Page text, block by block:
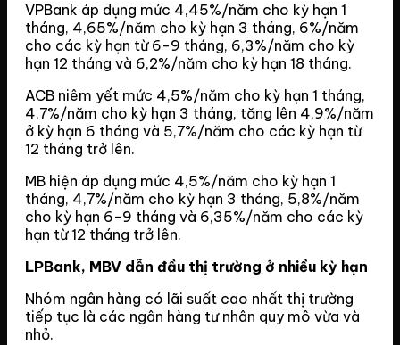
VPBank áp dụng mức 4,45%/năm cho kỳ hạn 1
tháng, 4,65%/năm cho kỳ hạn 3 tháng, 6%/năm
cho các kỳ hạn từ 6-9 tháng, 6,3%/năm cho kỳ
hạn 12 tháng và 6,2%/năm cho kỳ hạn 18 tháng.
ACB niêm yết mức 4,5%/năm cho kỳ hạn 1 tháng,
4,7%/năm cho kỳ hạn 3 tháng, tăng lên 4,9%/năm
ở kỳ hạn 6 tháng và 5,7%/năm cho các kỳ hạn từ
12 tháng trở lên.
MB hiện áp dụng mức 4,5%/năm cho kỳ hạn 1
tháng, 4,7%/năm cho kỳ hạn 3 tháng, 5,8%/năm
cho kỳ hạn 6-9 tháng và 6,35%/năm cho các kỳ
hạn từ 12 tháng trở lên.
LPBank, MBV dẫn đầu thị trường ở nhiều kỳ hạn
Nhóm ngân hàng có lãi suất cao nhất thị trường
tiếp tục là các ngân hàng tư nhân quy mô vừa và
nhỏ.